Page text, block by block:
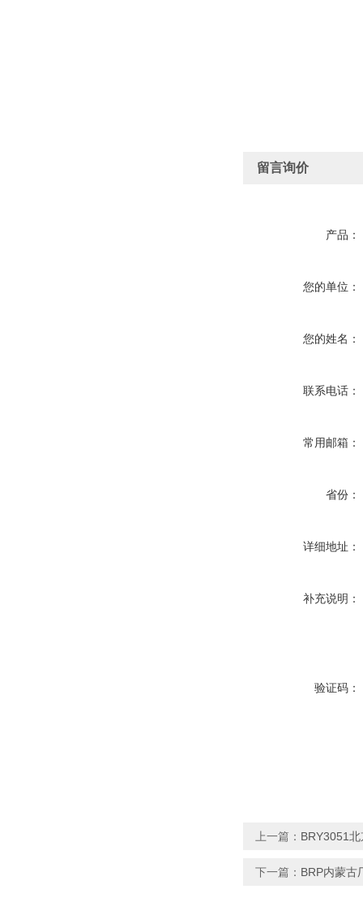
留言询价
产品：
您的单位：
您的姓名：
联系电话：
常用邮箱：
省份：
详细地址：
补充说明：
验证码：
上一篇： BRY3051
下一篇： BRP内蒙古